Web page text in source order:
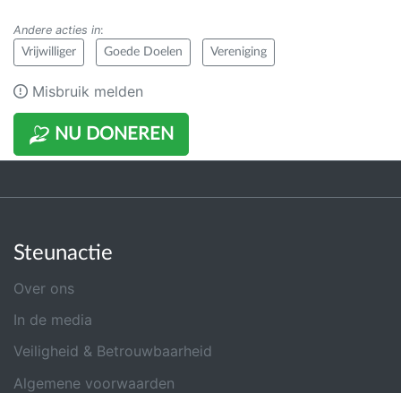
NU DONEREN
Andere acties in:
Vrijwilliger Goede Doelen Vereniging
Misbruik melden
Steunactie
Over ons
In de media
Veiligheid & Betrouwbaarheid
Algemene voorwaarden